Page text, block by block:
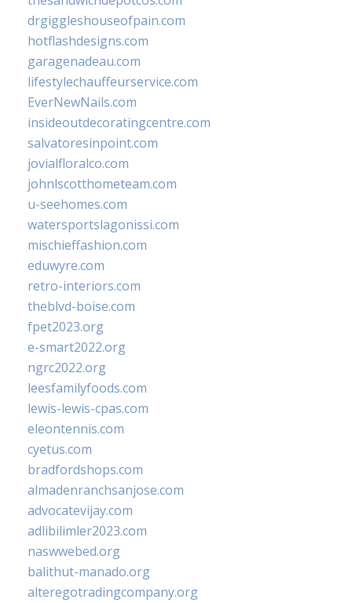
drgiggleshouseofpain.com
hotflashdesigns.com
garagenadeau.com
lifestylechauffeurservice.com
EverNewNails.com
insideoutdecoratingcentre.com
salvatoresinpoint.com
jovialfloralco.com
johnlscotthometeam.com
u-seehomes.com
watersportslagonissi.com
mischieffashion.com
eduwyre.com
retro-interiors.com
theblvd-boise.com
fpet2023.org
e-smart2022.org
ngrc2022.org
leesfamilyfoods.com
lewis-lewis-cpas.com
eleontennis.com
cyetus.com
bradfordshops.com
almadenranchsanjose.com
advocatevijay.com
adlibilimler2023.com
naswwebed.org
balithut-manado.org
alteregotradingcompany.org